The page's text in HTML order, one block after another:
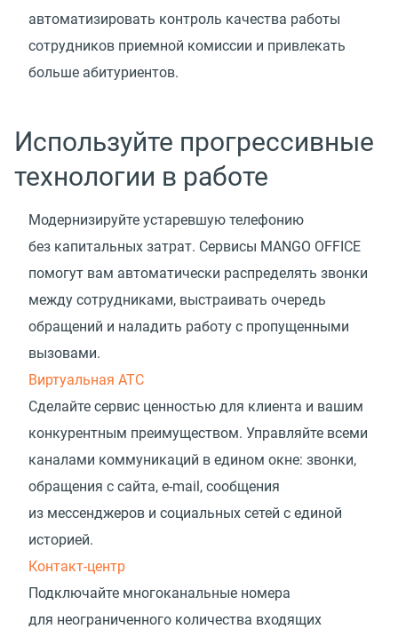
автоматизировать контроль качества работы
сотрудников приемной комиссии и привлекать
больше абитуриентов.
Используйте прогрессивные
технологии в работе
Модернизируйте устаревшую телефонию
без капитальных затрат. Сервисы MANGO OFFICE
помогут вам автоматически распределять звонки
между сотрудниками, выстраивать очередь
обращений и наладить работу с пропущенными
вызовами.
Виртуальная АТС
Сделайте сервис ценностью для клиента и вашим
конкурентным преимуществом. Управляйте всеми
каналами коммуникаций в едином окне: звонки,
обращения с сайта, e-mail, сообщения
из мессенджеров и социальных сетей с единой
историей.
Контакт-центр
Подключайте многоканальные номера
для неограниченного количества входящих